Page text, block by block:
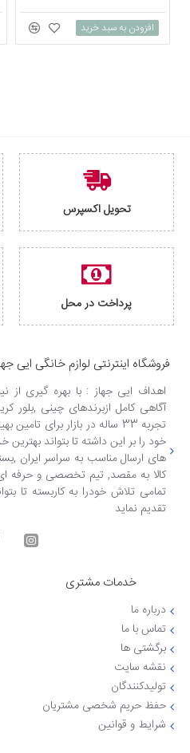
افزودن به سبد خرید
تحویل اکسپرس
پرداخت در محل
فروشگاه اینترنتی لوازم خانگی ایی
اهداف ایی جهاز : با بهره گیری
آگاهی کامل ازبرندهای چینی ,بلور
تجربه 33 ساله در بازار برای
خود را بر این داشته تا بتواند
های ارسال مناسب به سراسر ایران
کالا به مقصد, تیم تخصصی و حرفه
تمامی تلاش خودرا به کاربسته تا
تقدیم نماید
خدمات مشتری
درباره ما
تماس با ما
برگشتی ها
نقشه سایت
تولیدکنندگان
حفظ حریم شخصی مشتریان
شرایط و قوانین